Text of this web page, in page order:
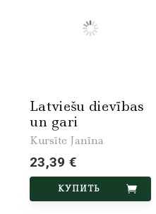
Latviešu dievības
un gari
Kursīte Janīna
23,39 €
КУПИТЬ